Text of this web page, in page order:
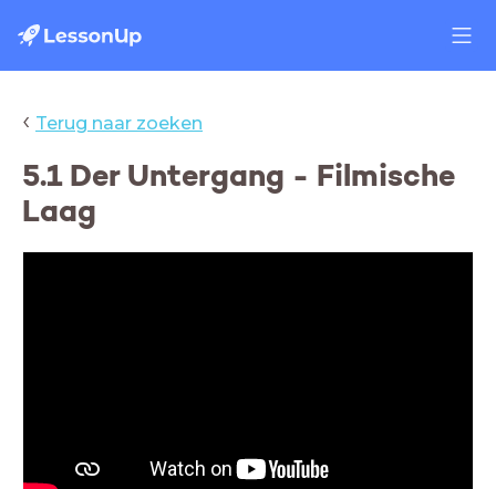
‹ Terug naar zoeken
5.1 Der Untergang - Filmische
Laag